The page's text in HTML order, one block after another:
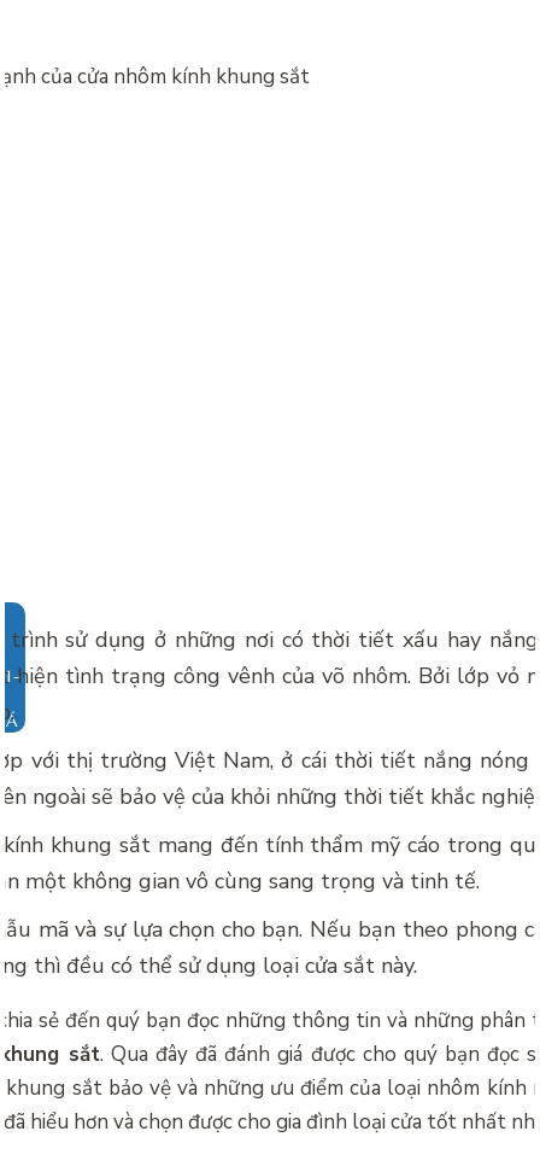
trình sử dụng ở những nơi có thời tiết xấu hay
hiện tình trạng công vênh của võ nhôm. Bởi lớp vỏ
với thị trường Việt Nam, ở cái thời tiết nắng
ngoài sẽ bảo vệ của khỏi những thời tiết khắc
kính khung sắt mang đến tính thẩm mỹ cáo trong
một không gian vô cùng sang trọng và tinh tế.
mã và sự lựa chọn cho bạn. Nếu bạn theo phong
thì đều có thể sử dụng loại cửa sắt này.
sẻ đến quý bạn đọc những thông tin và những phân
sắt. Qua đây đã đánh giá được cho quý bạn đọc
sắt bảo vệ và những ưu điểm của loại nhôm kính
hiểu hơn và chọn được cho gia đình loại cửa tốt nhất